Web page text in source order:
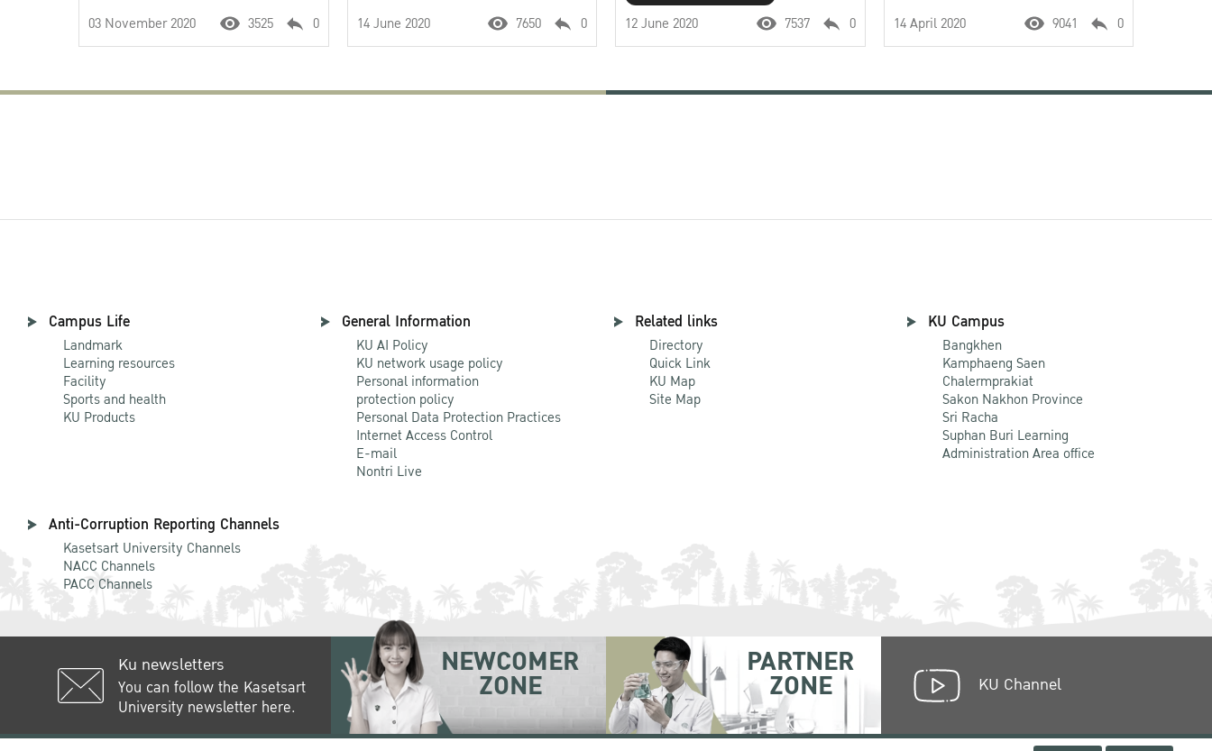
03 November 2020 3525 0
ยั่งยืน”
14 June 2020 7650 0
12 June 2020
7537 0 14 April 2020 9041 0
Campus Life
Landmark
Learning resources
Facility
Sports and health
KU Products
General Information
KU AI Policy
KU network usage policy
Personal information
protection policy
Personal Data Protection Practices
Internet Access Control
E-mail
Nontri Live
Related links
Directory
Quick Link
KU Map
Site Map
KU Campus
Bangkhen
Kamphaeng Saen
Chalermprakiat
Sakon Nakhon Province
Sri Racha
Suphan Buri Learning
Administration Area office
Anti-Corruption Reporting Channels
Kasetsart University Channels
NACC Channels
PACC Channels
Ku newsletters
You can follow the Kasetsart
University newsletter here.
NEWCOMER
ZONE
PARTNER
ZONE KU Channel